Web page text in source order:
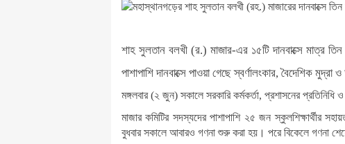
শাহ সুলতান বলখী (র.) মাজার-এর ১৫টি দানবাক্সে মাত্র
পাশাপাশি দানবাক্সে পাওয়া গেছে স্বর্ণালংকার, বৈদেশিক
মঙ্গলবার (২ জুন) সকালে সরকারি কর্মকর্তা, প্রশাসনের
মাজার কমিটির সদস্যদের পাশাপাশি ২৫ জন স্কুলশিক্ষার্থীর
বুধবার সকালে আবারও গণনা শুরু করা হয়। পরে বিকেলে গণনা